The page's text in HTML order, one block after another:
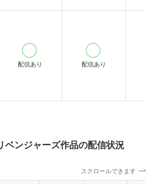
配信あり 配信あり
ベンジャーズ作品の配信状況
スクロールできます